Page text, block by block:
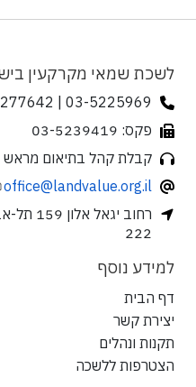
לשכת שמאי מקרקעין
03-5225969 | 03-5277642
פקס: 03-5239419
קבלת קהל בתיאום מראש
office@landvalue.org.il
222
למידע נוסף
דף הבית
יצירת קשר
תקנות ונהלים
הצטרפות ללשכה